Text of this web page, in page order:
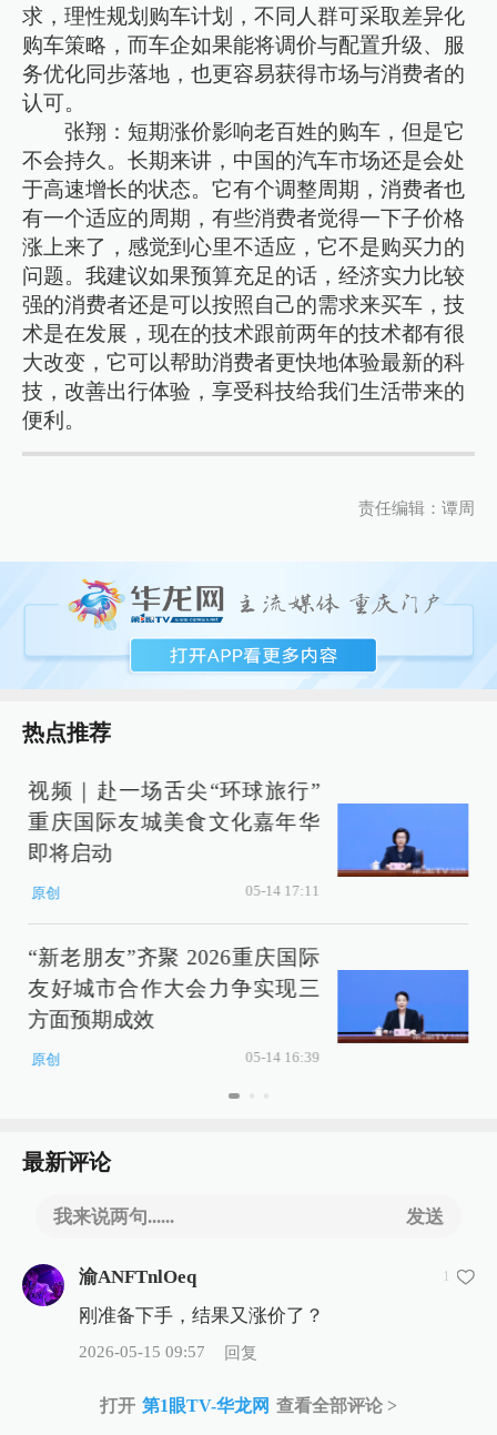
求，理性规划购车计划，不同人群可采取差异化
购车策略，而车企如果能将调价与配置升级、服
务优化同步落地，也更容易获得市场与消费者的
认可。
张翔：短期涨价影响老百姓的购车，但是它
不会持久。长期来讲，中国的汽车市场还是会处
于高速增长的状态。它有个调整周期，消费者也
有一个适应的周期，有些消费者觉得一下子价格
涨上来了，感觉到心里不适应，它不是购买力的
问题。我建议如果预算充足的话，经济实力比较
强的消费者还是可以按照自己的需求来买车，技
术是在发展，现在的技术跟前两年的技术都有很
大改变，它可以帮助消费者更快地体验最新的科
技，改善出行体验，享受科技给我们生活带来的
便利。
责任编辑：谭周
热点推荐
视频｜赴一场舌尖“环球旅行”
重庆国际友城美食文化嘉年华
即将启动
原创 05-14 17:11
“新老朋友”齐聚 2026重庆国际
友好城市合作大会力争实现三
方面预期成效
原创 05-14 16:39
最新评论
我来说两句...... 发送
渝ANFTnlOeq 1
刚准备下手，结果又涨价了？
2026-05-15 09:57 回复
打开 第1眼TV-华龙网 查看全部评论 >